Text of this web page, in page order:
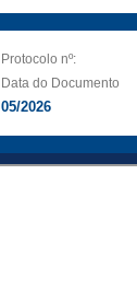
Protocolo nº:
Data do Documento
05/2026